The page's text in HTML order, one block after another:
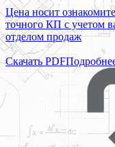
Цена носит
точного КП с учетом
отделом продаж
Скачать PDF